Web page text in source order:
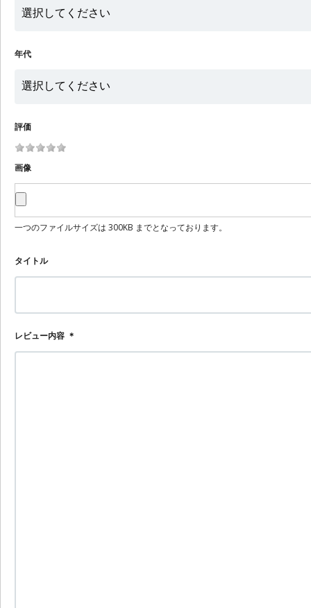
年代
評価
画像
一つのファイルサイズは 300KB までとなっております。
タイトル
レビュー内容 ＊